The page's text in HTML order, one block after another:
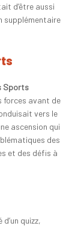
d’être aussi
supplémentaire
Sports
forces avant de
vers le
ascension qui
des
et des défis à
quizz,